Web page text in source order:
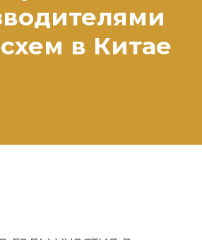
в Китае